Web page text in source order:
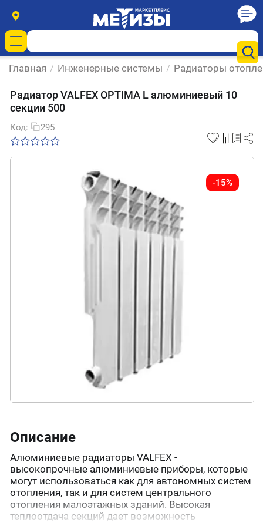
Главная / Инженерные системы / Радиаторы
Радиатор VALFEX OPTIMA L алюминиевый 10
секции 500
Код: 295
-15%
Описание
Алюминиевые радиаторы VALFEX -
высокопрочные алюминиевые приборы, которые
могут использоваться как для автономных систем
отопления, так и для систем центрального
отопления малоэтажных зданий. Высокая
теплоотдача секций дает возможность